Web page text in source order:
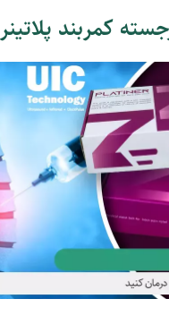
کمربند پلاتینر